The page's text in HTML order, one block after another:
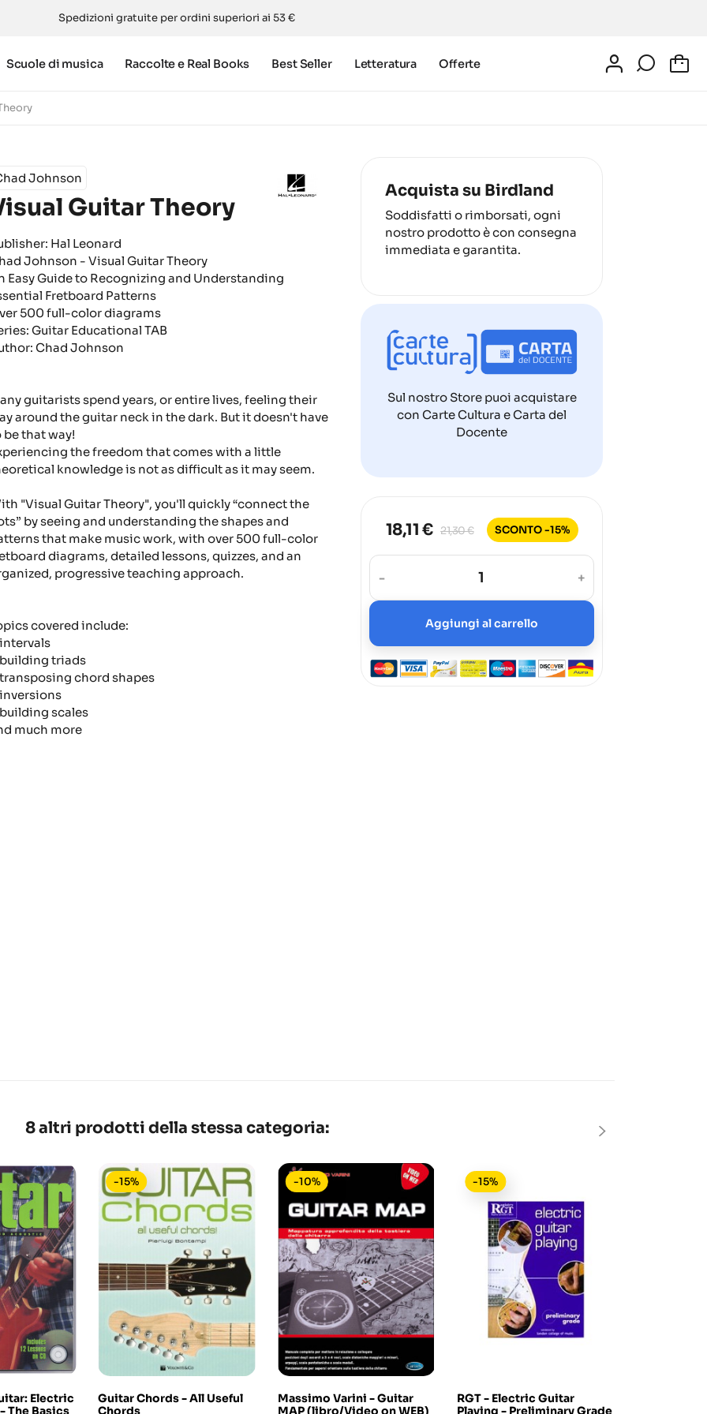
Spedizioni gratuite per ordini superiori ai 53 €
Scuole di musica Raccolte e Real Books Best Seller Letteratura Offerte
Johnson
Guitar Theory
Hal Leonard
Johnson - Visual Guitar Theory
Easy Guide to Recognizing and Understanding
Fretboard Patterns
500 full-color diagrams
Guitar Educational TAB
Chad Johnson
guitarists spend years, or entire lives, feeling their
around the guitar neck in the dark. But it doesn't have
be that way!
the freedom that comes with a little
knowledge is not as difficult as it may seem.
"Visual Guitar Theory", you'll quickly “connect the
by seeing and understanding the shapes and
that make music work, with over 500 full-color
diagrams, detailed lessons, quizzes, and an
progressive teaching approach.
covered include:
triads
chord shapes
scales
much more
Acquista su Birdland
Soddisfatti o rimborsati, ogni
nostro prodotto è con consegna
immediata e garantita.
Sul nostro Store puoi acquistare
con Carte Cultura e Carta del
Docente
18,11 € 21,30 € SCONTO -15%
- +
Aggiungi al carrello
8 altri prodotti della stessa categoria:
Electric
The Basics
Guitar Chords - All Useful
Chords
-15%
Massimo Varini - Guitar
MAP (libro/Video on WEB)
-10%
RGT - Electric Guitar
Playing - Preliminary Grade
-15%